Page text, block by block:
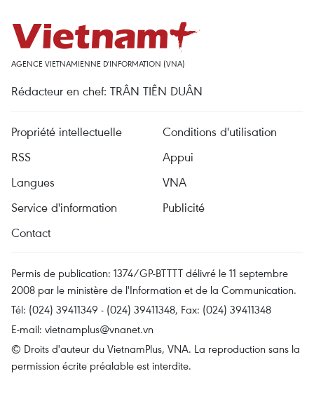
AGENCE VIETNAMIENNE D'INFORMATION (VNA)
Rédacteur en chef: TRÂN TIÊN DUÂN
Propriété intellectuelle
Conditions d'utilisation
RSS
Appui
Langues
VNA
Service d'information
Publicité
Contact
Permis de publication: 1374/GP-BTTTT délivré le 11 septembre
2008 par le ministère de l'Information et de la Communication.
Tél: (024) 39411349 - (024) 39411348, Fax: (024) 39411348
E-mail: vietnamplus@vnanet.vn
© Droits d'auteur du VietnamPlus, VNA. La reproduction sans la
permission écrite préalable est interdite.